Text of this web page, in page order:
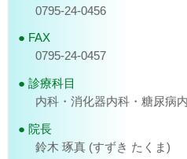
2026年6月1日より診療報酬改
よう、よろしくお願い致します
Web予約変更につい
2025年11月1日よりWeb予約
従来の時間予約は廃止となり
更となります。
0795-24-0456
FAX
0795-24-0457
診療科目
内科・消化器内科・糖尿病
院長
鈴木 琢真 (すずき たくま)